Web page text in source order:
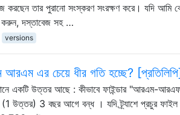
করছেন তার পুরানো সংস্করণ সংরক্ষণ করে। যদি আমি
করুন, দস্তাবেজ সহ …
versions
আরএম এর চেয়ে ধীর গতি হচ্ছে?
একটি উত্তর আছে : কীভাবে ফাইন্ডার "আরএম-
(1 উত্তর) 3 বছর আগে বন্ধ । যদি ট্র্যাশে প্রচুর